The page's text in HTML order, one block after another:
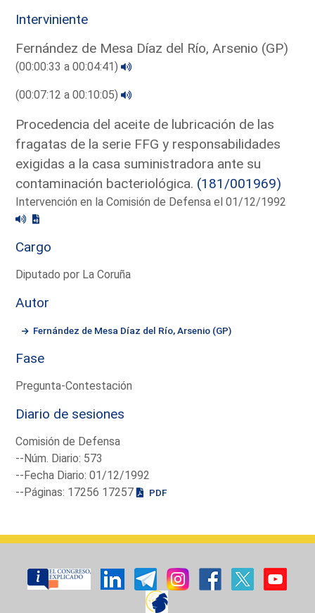
Interviniente
Fernández de Mesa Díaz del Río, Arsenio (GP)
(00:00:33 a 00:04:41)
(00:07:12 a 00:10:05)
Procedencia del aceite de lubricación de las
fragatas de la serie FFG y responsabilidades
exigidas a la casa suministradora ante su
contaminación bacteriológica. (181/001969)
Intervención en la Comisión de Defensa el 01/12/1992
Cargo
Diputado por La Coruña
Autor
Fernández de Mesa Díaz del Río, Arsenio (GP)
Fase
Pregunta-Contestación
Diario de sesiones
Comisión de Defensa
--Núm. Diario: 573
--Fecha Diario: 01/12/1992
--Páginas: 17256 17257
PDF